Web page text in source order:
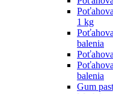
1 kg
balenia
balenia
Gum